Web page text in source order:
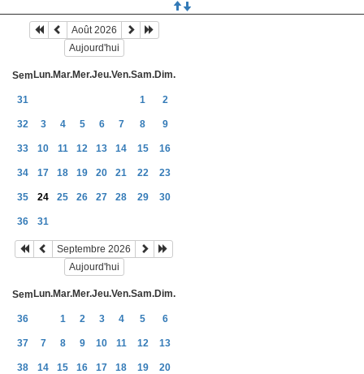
Août 2026
Aujourd'hui
Sem Lun.Mar.Mer.Jeu.Ven.Sam.Dim.
31 1 2
32 3 4 5 6 7 8 9
33 10 11 12 13 14 15 16
34 17 18 19 20 21 22 23
35 24 25 26 27 28 29 30
36 31
Septembre 2026
Aujourd'hui
Sem Lun.Mar.Mer.Jeu.Ven.Sam.Dim.
36 1 2 3 4 5 6
37 7 8 9 10 11 12 13
38 14 15 16 17 18 19 20